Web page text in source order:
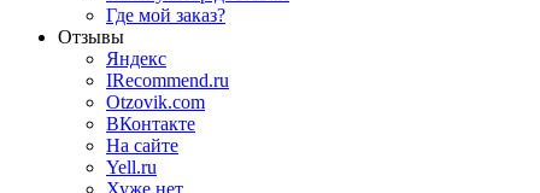
Где мой заказ?
Отзывы
Яндекс
IRecommend.ru
Otzovik.com
ВКонтакте
На сайте
Yell.ru
Хуже.нет